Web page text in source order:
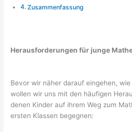
Zusammenfassung
Herausforderungen für junge
Bevor wir näher darauf eingehen,
wollen wir uns mit den häufigen
denen Kinder auf ihrem Weg zum
ersten Klassen begegnen: